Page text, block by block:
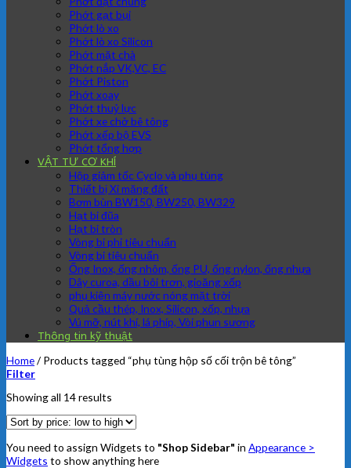
Phớt gạt bụi
Phớt lò xo
Phớt lò xo Silicon
Phớt mặt chà
Phớt nắp VK,VC, EC
Phớt Piston
Phớt xoay
Phớt thuỷ lực
Phớt xe chở bê tông
Phớt xếp bộ EVS
Phớt tổng hợp
VẬT TƯ CƠ KHÍ
Hộp giảm tốc Cyclo và phụ tùng
Thiết bị Xi măng đất
Bơm bùn BW150, BW250, BW329
Hạt bi đũa
Hạt bi tròn
Vòng bi phi tiêu chuẩn
Vòng bi tiêu chuẩn
Ống Inox, ống nhôm, ống PU, ống nylon, ống nhựa
Dây curoa, dầu bôi trơn, gioăng xốp
phụ kiện máy nước nóng mặt trời
Quả cầu thép, Inox, Silicon, xốp, nhựa
Vú mỡ, nút khí, lá phíp, Vòi phun sương
Thông tin kỹ thuật
Home/ Products tagged “phụ tùng hộp số cối trộn bê tông”
Filter
Showing all 14 results
You need to assign Widgets to "Shop Sidebar" in Appearance >
Widgets to show anything here